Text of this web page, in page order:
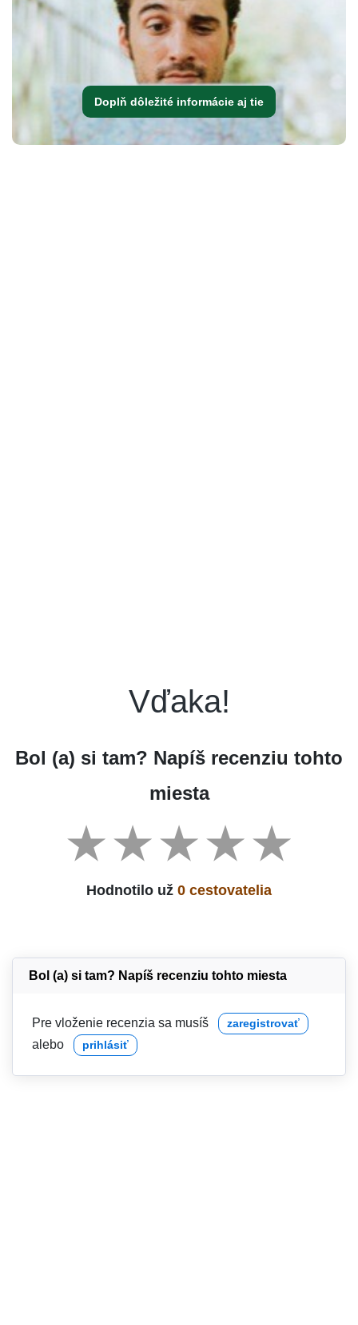
Doplň dôležité informácie aj tie
Vďaka!
Bol (a) si tam? Napíš recenziu tohto
miesta
Hodnotilo už 0 cestovatelia
Bol (a) si tam? Napíš recenziu tohto miesta
Pre vloženie recenzia sa musíš zaregistrovať
alebo prihlásiť